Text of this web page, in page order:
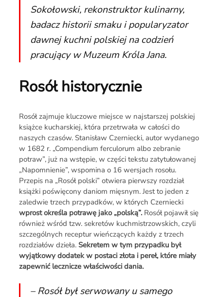
Sokołowski, rekonstruktor kulinarny,
badacz historii smaku i popularyzator
dawnej kuchni polskiej na codzień
pracujący w Muzeum Króla Jana.
Rosół historycznie
Rosół zajmuje kluczowe miejsce w najstarszej polskiej
książce kucharskiej, która przetrwała w całości do
naszych czasów. Stanisław Czerniecki, autor wydanego
w 1682 r. „Compendium ferculorum albo zebranie
potraw”, już na wstępie, w części tekstu zatytułowanej
„Napomnienie”, wspomina o 16 wersjach rosołu.
Przepis na „Rosół polski” otwiera pierwszy rozdział
książki poświęcony daniom mięsnym. Jest to jeden z
zaledwie trzech przypadków, w których Czerniecki
wprost określa potrawę jako „polską”.Rosół pojawił się
również wśród tzw. sekretów kuchmistrzowskich, czyli
szczególnych receptur wieńczących każdy z trzech
rozdziałów dzieła.Sekretem w tym przypadku był
wyjątkowy dodatek w postaci złota i pereł, które miały
zapewnić lecznicze właściwości dania.
– Rosół był serwowany u samego